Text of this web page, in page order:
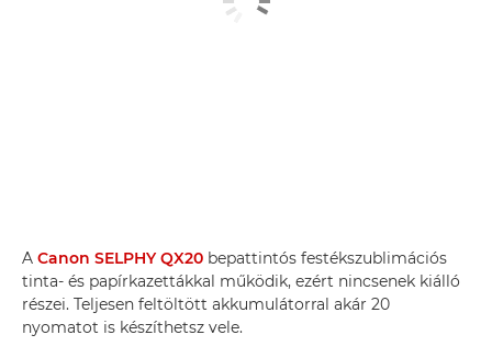
A Canon SELPHY QX20 bepattintós festékszublimációs
tinta- és papírkazettákkal működik, ezért nincsenek kiálló
részei. Teljesen feltöltött akkumulátorral akár 20
nyomatot is készíthetsz vele.